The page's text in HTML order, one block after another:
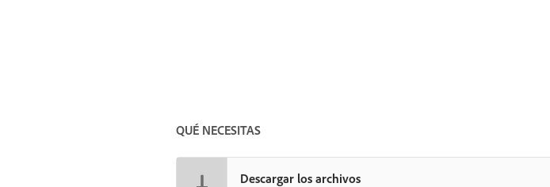
QUÉ NECESITAS
Descargar los archivos